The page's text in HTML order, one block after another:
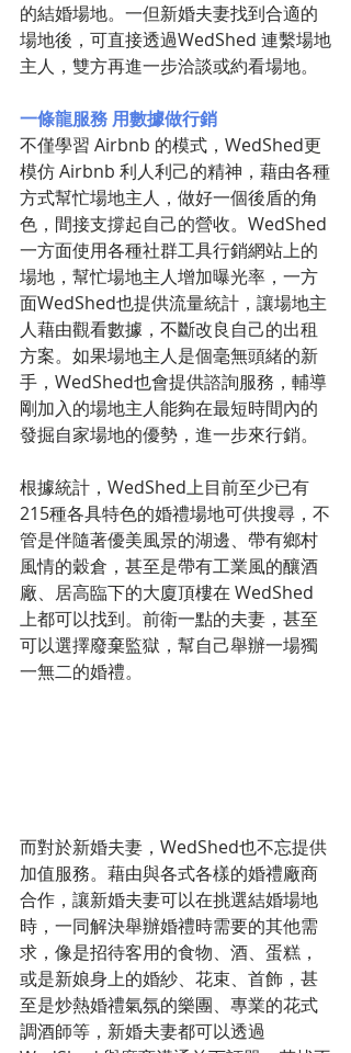
的結婚場地。一但新婚夫妻找到合適的
場地後，可直接透過WedShed 連繫場地
主人，雙方再進一步洽談或約看場地。
一條龍服務 用數據做行銷
不僅學習 Airbnb 的模式，WedShed更
模仿 Airbnb 利人利己的精神，藉由各種
方式幫忙場地主人，做好一個後盾的角
色，間接支撐起自己的營收。WedShed
一方面使用各種社群工具行銷網站上的
場地，幫忙場地主人增加曝光率，一方
面WedShed也提供流量統計，讓場地主
人藉由觀看數據，不斷改良自己的出租
方案。如果場地主人是個毫無頭緒的新
手，WedShed也會提供諮詢服務，輔導
剛加入的場地主人能夠在最短時間內的
發掘自家場地的優勢，進一步來行銷。
根據統計，WedShed上目前至少已有
215種各具特色的婚禮場地可供搜尋，不
管是伴隨著優美風景的湖邊、帶有鄉村
風情的穀倉，甚至是帶有工業風的釀酒
廠、居高臨下的大廈頂樓在 WedShed
上都可以找到。前衛一點的夫妻，甚至
可以選擇廢棄監獄，幫自己舉辦一場獨
一無二的婚禮。
而對於新婚夫妻，WedShed也不忘提供
加值服務。藉由與各式各樣的婚禮廠商
合作，讓新婚夫妻可以在挑選結婚場地
時，一同解決舉辦婚禮時需要的其他需
求，像是招待客用的食物、酒、蛋糕，
或是新娘身上的婚紗、花束、首飾，甚
至是炒熱婚禮氣氛的樂團、專業的花式
調酒師等，新婚夫妻都可以透過